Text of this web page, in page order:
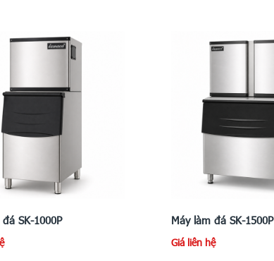
SK-1000P Máy làm đá SK-1500P
Giá liên hệ